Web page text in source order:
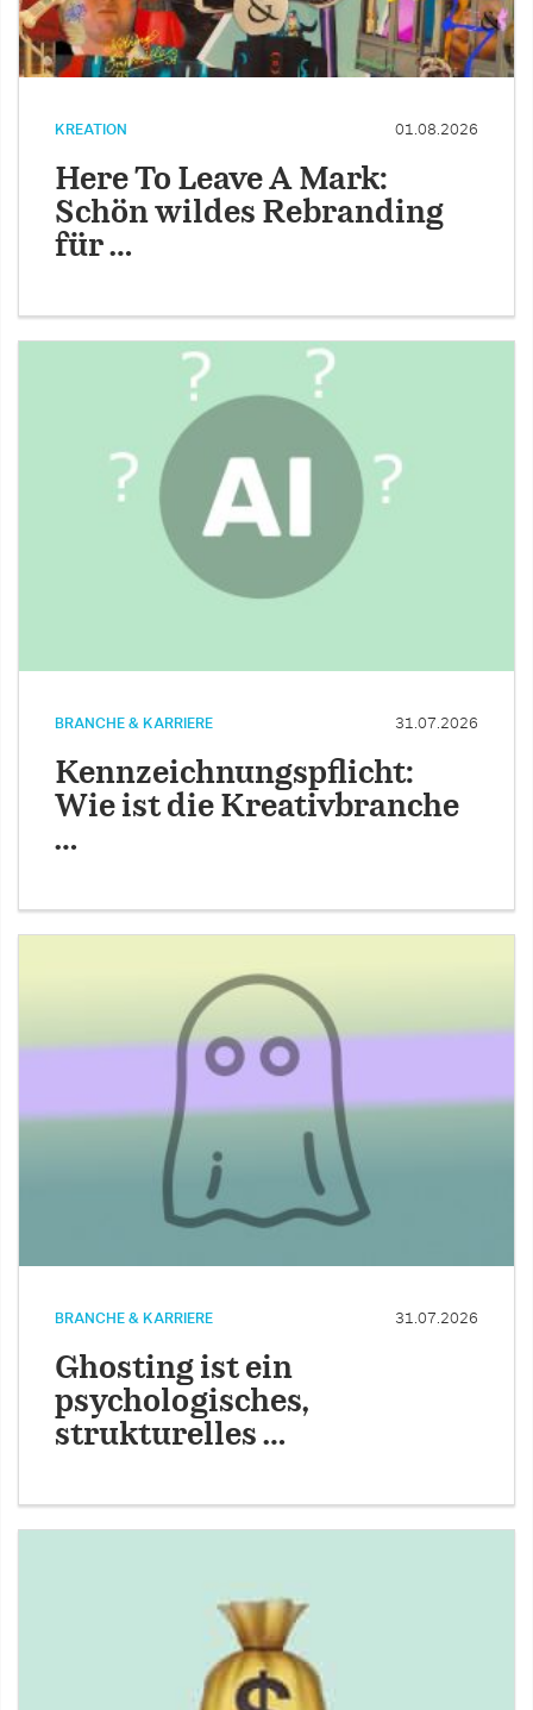
KREATION 01.08.2026
Here To Leave A Mark:
Schön wildes Rebranding
für …
BRANCHE & KARRIERE 31.07.2026
Kennzeichnungspflicht:
Wie ist die Kreativbranche
…
BRANCHE & KARRIERE 31.07.2026
Ghosting ist ein
psychologisches,
strukturelles …